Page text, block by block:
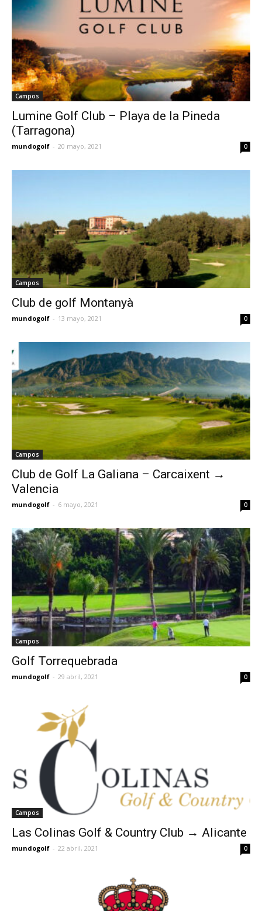
Campos
Lumine Golf Club – Playa de la Pineda
(Tarragona)
mundogolf - 20 mayo, 2021 0
Campos
Club de golf Montanyà
mundogolf - 13 mayo, 2021 0
Campos
Club de Golf La Galiana – Carcaixent →
Valencia
mundogolf - 6 mayo, 2021 0
Campos
Golf Torrequebrada
mundogolf - 29 abril, 2021 0
Campos
Las Colinas Golf & Country Club → Alicante
mundogolf - 22 abril, 2021 0